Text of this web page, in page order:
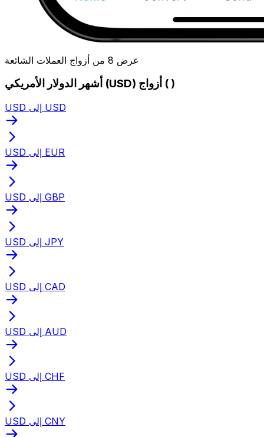
عرض 8 من أزواج العملات الشائعة
أشهر الدولار الأمريكي (USD) أزواج ( )
USD إلى USD
USD إلى EUR
USD إلى GBP
USD إلى JPY
USD إلى CAD
USD إلى AUD
USD إلى CHF
USD إلى CNY